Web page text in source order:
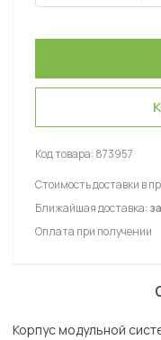
Код товара: 873957
Стоимость доставки в
Ближайшая доставка:
Оплата при получении
Корпус модульной